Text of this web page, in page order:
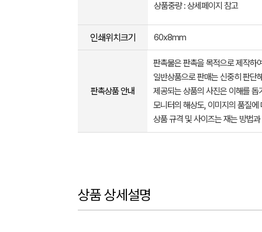
상품중량 : 상세페이지 참고
인쇄위치크기 60x8mm
판촉상품 안내
판촉물은 판촉을 목적으로 제작하
일반상품으로 판매는 신중히 판단
제공되는 상품의 사진은 이해를
모니터의 해상도, 이미지의 품질
상품 규격 및 사이즈는 재는 방법
상품 상세설명